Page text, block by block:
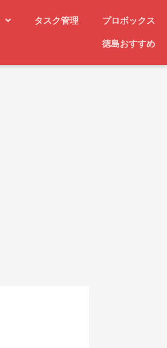
タスク管理 プロボックス
徳島おすすめ